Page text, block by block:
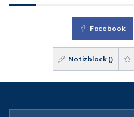
Facebook
Notizblock ()